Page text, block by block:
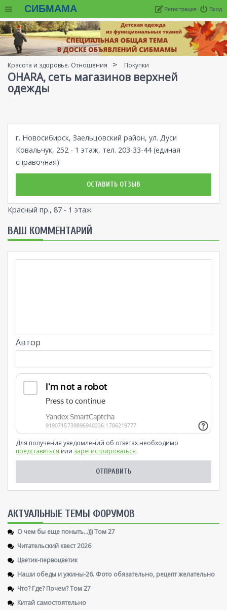
СИБМАМА Вход
Регистрация
Красота и здоровье. Отношения Покупки
OHARA, сеть магазинов верхней
одежды
г. Новосибирск, Заельцовский район, ул. Дуси
Ковальчук, 252 - 1 этаж, тел. 203-33-44 (единая
справочная)
ОСТАВИТЬ ОТЗЫВ
Красный пр., 87 - 1 этаж
ВАШ КОММЕНТАРИЙ
Автор
Для получения уведомлений об ответах необходимо
представиться или зарегистрироваться
AКТУАЛЬНЫЕ ТЕМЫ ФОРУМОВ
О чем бы еще поныть...))) Том 27
Читательский квест 2026
Цветик-первоцветик
Наши обеды и ужины-26. Фото обязательно, рецепт желательно
Что? Где? Почем? Том 27
Китай самостоятельно